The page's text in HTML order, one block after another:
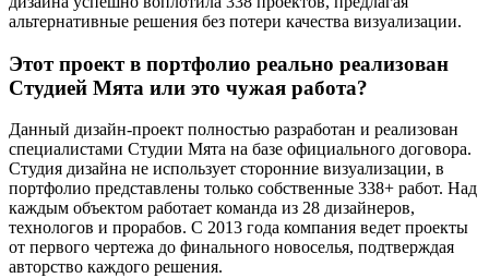
альтернативные решения без потери качества визуализации.
Этот проект в портфолио реально реализован
Студией Мята или это чужая работа?
Данный дизайн-проект полностью разработан и реализован
специалистами Студии Мята на базе официального договора.
Студия дизайна не использует сторонние визуализации, в
портфолио представлены только собственные 338+ работ. Над
каждым объектом работает команда из 28 дизайнеров,
технологов и прорабов. С 2013 года компания ведет проекты
от первого чертежа до финального новоселья, подтверждая
авторство каждого решения.